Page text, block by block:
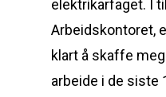
elektrikarfaget. I
Arbeidskontoret,
klart å skaffe
arbeide i de siste